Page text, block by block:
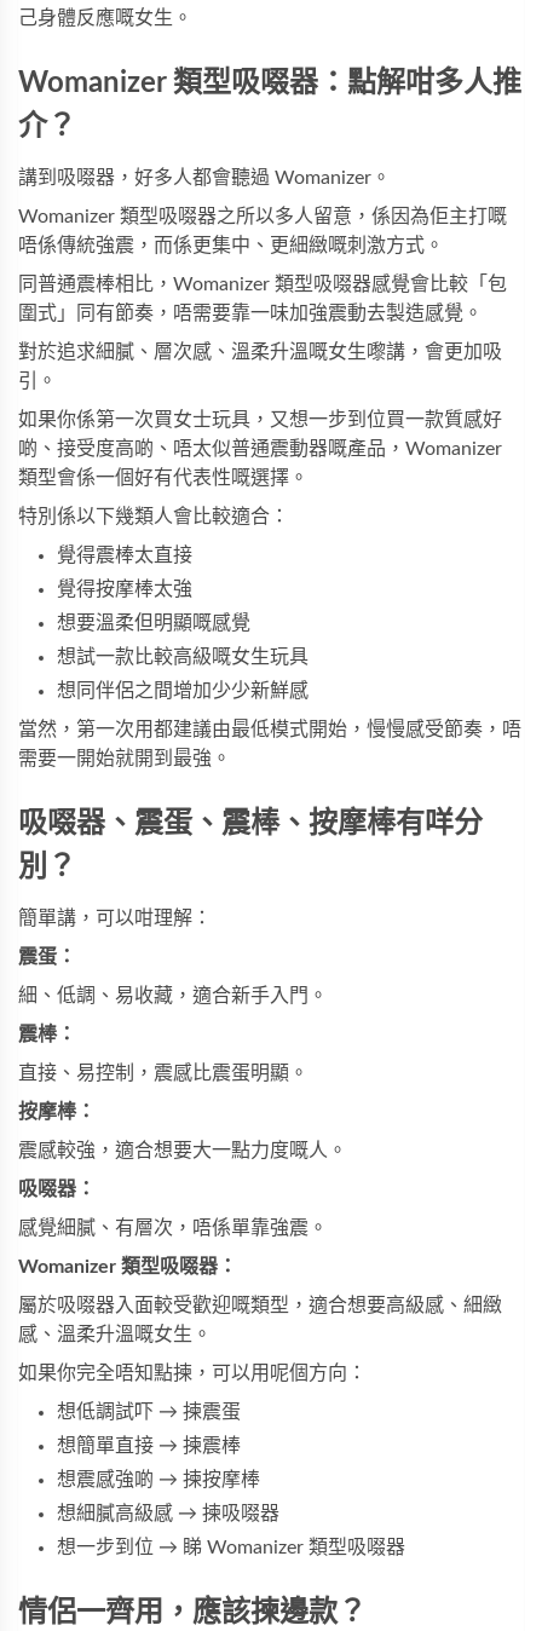
己身體反應嘅女生。
Womanizer 類型吸啜器：點解咁多人推
介？
講到吸啜器，好多人都會聽過 Womanizer。
Womanizer 類型吸啜器之所以多人留意，係因為佢主打嘅
唔係傳統強震，而係更集中、更細緻嘅刺激方式。
同普通震棒相比，Womanizer 類型吸啜器感覺會比較「包
圍式」同有節奏，唔需要靠一味加強震動去製造感覺。
對於追求細膩、層次感、溫柔升溫嘅女生嚟講，會更加吸
引。
如果你係第一次買女士玩具，又想一步到位買一款質感好
啲、接受度高啲、唔太似普通震動器嘅產品，Womanizer
類型會係一個好有代表性嘅選擇。
特別係以下幾類人會比較適合：
覺得震棒太直接
覺得按摩棒太強
想要溫柔但明顯嘅感覺
想試一款比較高級嘅女生玩具
想同伴侶之間增加少少新鮮感
當然，第一次用都建議由最低模式開始，慢慢感受節奏，唔
需要一開始就開到最強。
吸啜器、震蛋、震棒、按摩棒有咩分
別？
簡單講，可以咁理解：
震蛋：
細、低調、易收藏，適合新手入門。
震棒：
直接、易控制，震感比震蛋明顯。
按摩棒：
震感較強，適合想要大一點力度嘅人。
吸啜器：
感覺細膩、有層次，唔係單靠強震。
Womanizer 類型吸啜器：
屬於吸啜器入面較受歡迎嘅類型，適合想要高級感、細緻
感、溫柔升溫嘅女生。
如果你完全唔知點揀，可以用呢個方向：
想低調試吓 → 揀震蛋
想簡單直接 → 揀震棒
想震感強啲 → 揀按摩棒
想細膩高級感 → 揀吸啜器
想一步到位 → 睇 Womanizer 類型吸啜器
情侶一齊用，應該揀邊款？